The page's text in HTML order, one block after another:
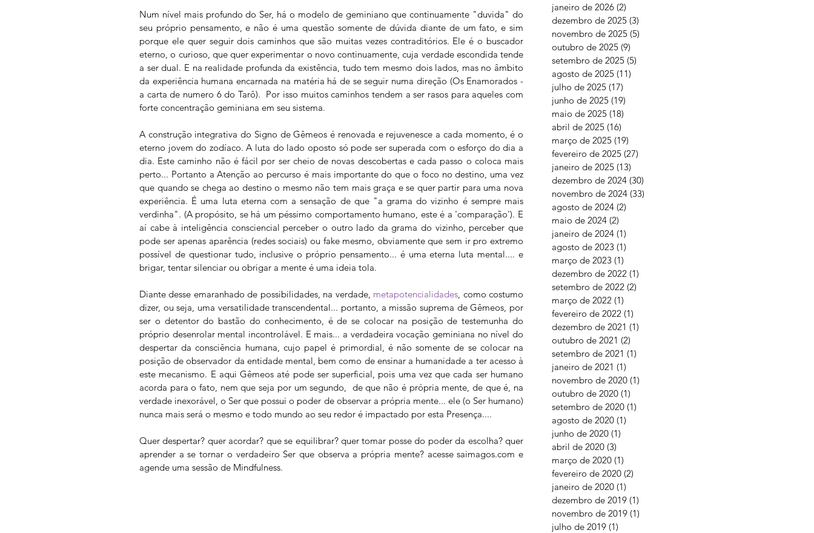
Num nível mais profundo do Ser, há o modelo de geminiano que continuamente "duvida" do
seu próprio pensamento, e não é uma questão somente de dúvida diante de um fato, e sim
porque ele quer seguir dois caminhos que são muitas vezes contraditórios. Ele é o buscador
eterno, o curioso, que quer experimentar o novo continuamente, cuja verdade escondida tende
a ser dual. E na realidade profunda da existência, tudo tem mesmo dois lados, mas no âmbito
da experiência humana encarnada na matéria há de se seguir numa direção (Os Enamorados -
a carta de numero 6 do Tarô).  Por isso muitos caminhos tendem a ser rasos para aqueles com
forte concentração geminiana em seu sistema.
A construção integrativa do Signo de Gêmeos é renovada e rejuvenesce a cada momento, é o
eterno jovem do zodíaco. A luta do lado oposto só pode ser superada com o esforço do dia a
dia. Este caminho não é fácil por ser cheio de novas descobertas e cada passo o coloca mais
perto... Portanto a Atenção ao percurso é mais importante do que o foco no destino, uma vez
que quando se chega ao destino o mesmo não tem mais graça e se quer partir para uma nova
experiência. É uma luta eterna com a sensação de que "a grama do vizinho é sempre mais
verdinha". (A propósito, se há um péssimo comportamento humano, este é a 'comparação'). E
aí cabe à inteligência consciencial perceber o outro lado da grama do vizinho, perceber que
pode ser apenas aparência (redes sociais) ou fake mesmo, obviamente que sem ir pro extremo
possível de questionar tudo, inclusive o próprio pensamento... é uma eterna luta mental.... e
brigar, tentar silenciar ou obrigar a mente é uma ideia tola.
Diante desse emaranhado de possibilidades, na verdade, metapotencialidades, como costumo
dizer, ou seja, uma versatilidade transcendental... portanto, a missão suprema de Gêmeos, por
ser o detentor do bastão do conhecimento, é de se colocar na posição de testemunha do
próprio desenrolar mental incontrolável. E mais... a verdadeira vocação geminiana no nível do
despertar da consciência humana, cujo papel é primordial, é não somente de se colocar na
posição de observador da entidade mental, bem como de ensinar a humanidade a ter acesso à
este mecanismo. E aqui Gêmeos até pode ser superficial, pois uma vez que cada ser humano
acorda para o fato, nem que seja por um segundo,  de que não é própria mente, de que é, na
verdade inexorável, o Ser que possui o poder de observar a própria mente... ele (o Ser humano)
nunca mais será o mesmo e todo mundo ao seu redor é impactado por esta Presença....
Quer despertar? quer acordar? que se equilibrar? quer tomar posse do poder da escolha? quer
aprender a se tornar o verdadeiro Ser que observa a própria mente? acesse saimagos.com e
agende uma sessão de Mindfulness.
janeiro de 2026 (2)
dezembro de 2025 (3)
novembro de 2025 (5)
outubro de 2025 (9)
setembro de 2025 (5)
agosto de 2025 (11)
julho de 2025 (17)
junho de 2025 (19)
maio de 2025 (18)
abril de 2025 (16)
março de 2025 (19)
fevereiro de 2025 (27)
janeiro de 2025 (13)
dezembro de 2024 (30)
novembro de 2024 (33)
agosto de 2024 (2)
maio de 2024 (2)
janeiro de 2024 (1)
agosto de 2023 (1)
março de 2023 (1)
dezembro de 2022 (1)
setembro de 2022 (2)
março de 2022 (1)
fevereiro de 2022 (1)
dezembro de 2021 (1)
outubro de 2021 (2)
setembro de 2021 (1)
janeiro de 2021 (1)
novembro de 2020 (1)
outubro de 2020 (1)
setembro de 2020 (1)
agosto de 2020 (1)
junho de 2020 (1)
abril de 2020 (3)
março de 2020 (1)
fevereiro de 2020 (2)
janeiro de 2020 (1)
dezembro de 2019 (1)
novembro de 2019 (1)
julho de 2019 (1)